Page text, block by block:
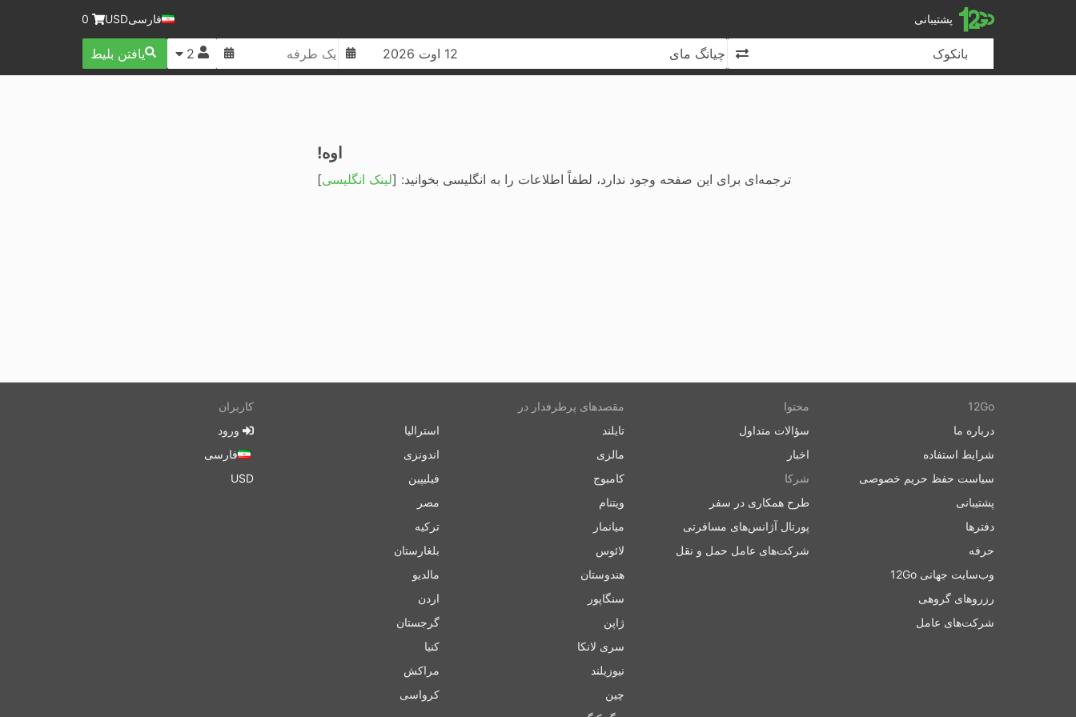
12Go پشتیبانی فارسیUSD
0
تغییر جهت 2 یافتن بلیط
اوه!
ترجمه‌ای برای این صفحه وجود ندارد، ‌لطفاً اطلاعات را به انگلیسی بخوانید: [لینک انگلیسی]
12Go
درباره ما
شرایط استفاده
سیاست حفظ حریم خصوصی
پشتیبانی
دفترها
حرفه
وب‌سایت جهانی 12Go
رزروهای گروهی
شرکت‌های عامل
محتوا
سؤالات متداول
اخبار
شرکا
طرح همکاری در سفر
پورتال آژانس‌های مسافرتی
شرکت‌های عامل حمل و نقل
مقصدهای پرطرفدار در
تایلند
مالزی
کامبوج
ویتنام
میانمار
لائوس
هندوستان
سنگاپور
ژاپن
سری لانکا
نیوزیلند
چین
استرالیا
اندونزی
فیلیپین
مصر
ترکیه
بلغارستان
مالدیو
اردن
گرجستان
کنیا
مراکش
کرواسی
کاربران
ورود
فارسی
USD